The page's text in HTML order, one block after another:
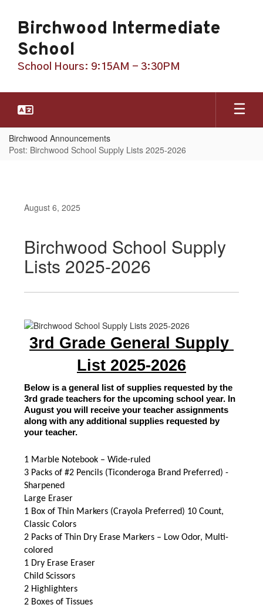
main
content
Birchwood Intermediate
School
School Hours: 9:15AM - 3:30PM
Birchwood Announcements
Post: Birchwood School Supply Lists 2025-2026
August 6, 2025
Birchwood School Supply
Lists 2025-2026
3rd Grade General Supply
List 2025-2026
Below is a general list of supplies requested by the
3rd grade teachers for the upcoming school year. In
August you will receive your teacher assignments
along with any additional supplies requested by
your teacher.
1 Marble Notebook – Wide-ruled
3 Packs of #2 Pencils (Ticonderoga Brand Preferred) -
Sharpened
Large Eraser
1 Box of Thin Markers (Crayola Preferred) 10 Count,
Classic Colors
2 Packs of Thin Dry Erase Markers – Low Odor, Multi-
colored
1 Dry Erase Eraser
Child Scissors
2 Highlighters
2 Boxes of Tissues